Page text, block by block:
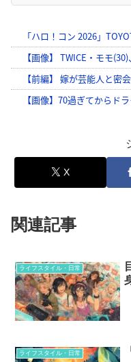
X
関連記事
ライフスタイル・日常
ライフスタイル・日常